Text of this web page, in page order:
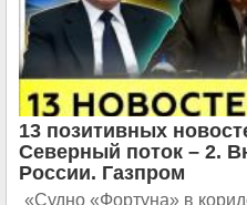
13 позитивных
Северный поток – 2.
России. Газпром
«Судно «Фортуна» в